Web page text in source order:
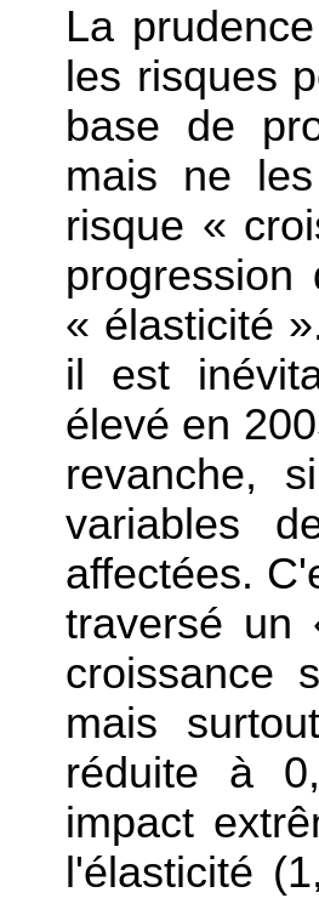
La
les risques
base de
mais ne
risque «
« élasticité
il est
élevé en
revanche,
variables
affectées.
traversé un
croissance
mais
réduite à
impact
l'élasticité